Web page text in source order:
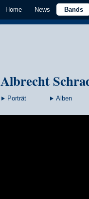
Home News Bands
Albrecht
Porträt Alben